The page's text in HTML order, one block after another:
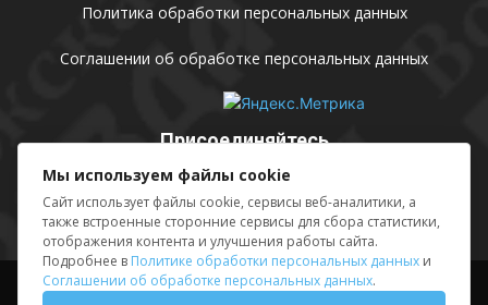
Политика обработки персональных данных
Соглашении об обработке персональных данных
Присоединяйтесь
Выходные данные Sing in
Мы используем файлы cookie
Сайт использует файлы cookie, сервисы веб-аналитики, а
также встроенные сторонние сервисы для сбора статистики,
отображения контента и улучшения работы сайта.
Подробнее в Политике обработки персональных данных и
Соглашении об обработке персональных данных.